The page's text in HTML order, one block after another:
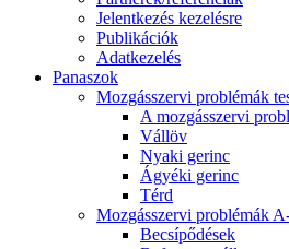
Jelentkezés kezelésre
Publikációk
Adatkezelés
Panaszok
Mozgásszervi problémák
A mozgásszervi
Vállöv
Nyaki gerinc
Ágyéki gerinc
Térd
Mozgásszervi problémák
Becsípődések